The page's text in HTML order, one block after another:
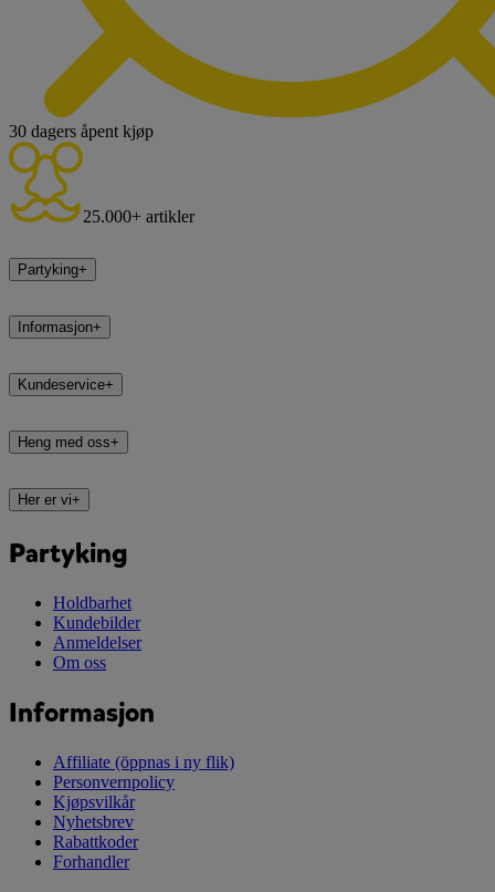
30 dagers åpent kjøp
25.000+ artikler
Partyking+
Informasjon+
Kundeservice+
Heng med oss+
Her er vi+
Partyking
Holdbarhet
Kundebilder
Anmeldelser
Om oss
Informasjon
Affiliate (öppnas i ny flik)
Personvernpolicy
Kjøpsvilkår
Nyhetsbrev
Rabattkoder
Forhandler